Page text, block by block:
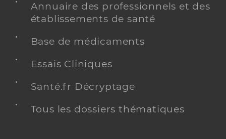
Annuaire des professionnels et des
établissements de santé
Base de médicaments
Essais Cliniques
Santé.fr Décryptage
Tous les dossiers thématiques